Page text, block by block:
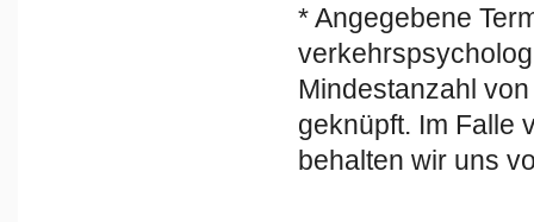
* Angegebene
Mindestanzahl
geknüpft. Im Falle
behalten wir uns